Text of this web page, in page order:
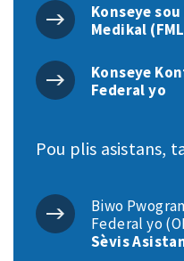
Konseye
Medikal
Konseye
Federal yo
Pou plis asistans,
Biwo
Federal yo
Sèvis